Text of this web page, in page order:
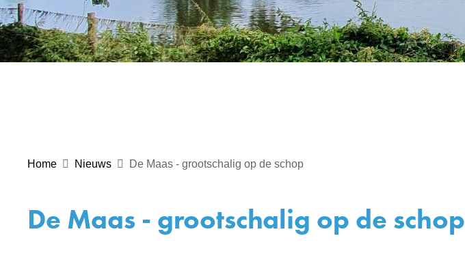
Home Nieuws De Maas - grootschalig op de schop
De Maas - grootschalig op de schop